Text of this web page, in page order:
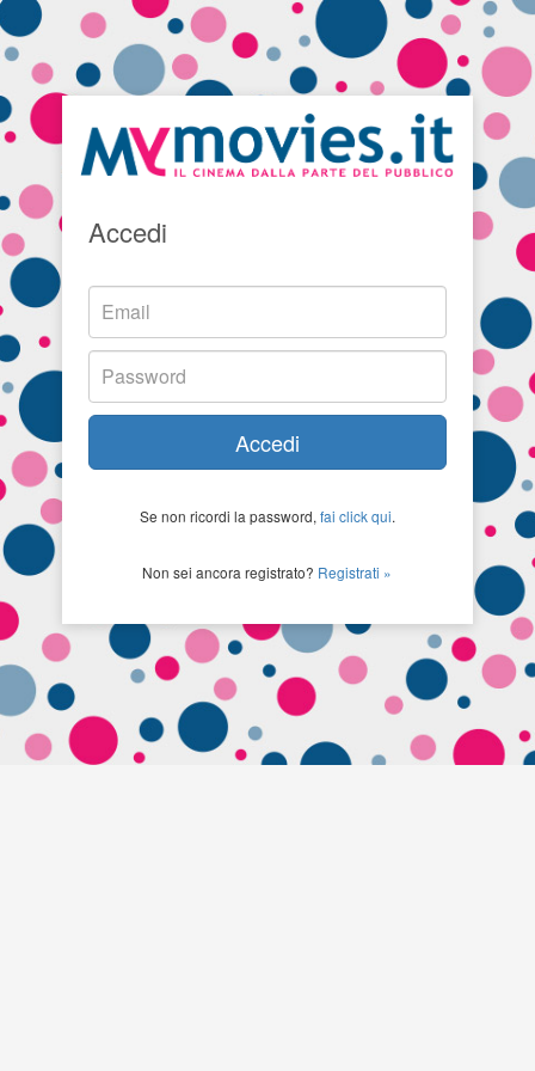
Accedi
Accedi
Se non ricordi la password, fai click qui.
Non sei ancora registrato? Registrati »